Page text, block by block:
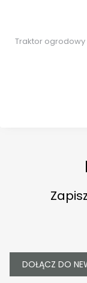
Traktor ogrodowy
DOŁĄCZ DO